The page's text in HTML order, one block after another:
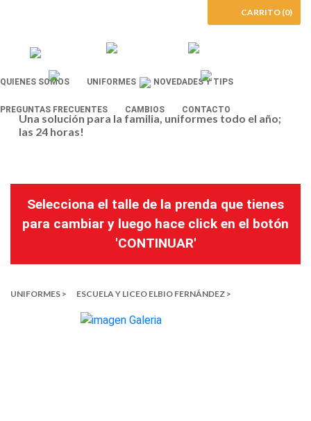
CARRITO (0)
QUIENES SOMOS UNIFORMES NOVEDADES Y TIPS
PREGUNTAS FRECUENTES CAMBIOS CONTACTO
Una solución para la familia, uniformes todo el año;
las 24 horas!
Selecciona el talle de la prenda que tienes
para cambiar y luego hace click en el botón
'CONTINUAR'
UNIFORMES > ESCUELA Y LICEO ELBIO FERNÁNDEZ >